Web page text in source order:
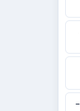
قائمة طعام مطعم طلال في المحيصنة 4 –